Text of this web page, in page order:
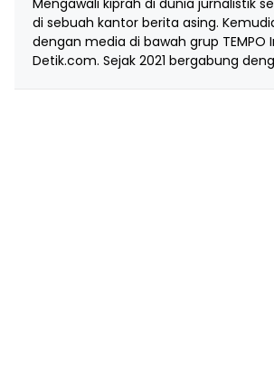
Mengawali kiprah di dunia jurnalistik
di sebuah kantor berita asing.
dengan media di bawah grup TEMPO
Detik.com. Sejak 2021 bergabung